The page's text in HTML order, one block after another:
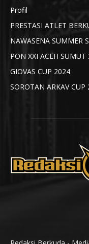
Profil
PRESTASI ATLET
NAWASENA SUMMER
PON XXI ACEH
GIOVAS CUP 2024
SOROTAN ARKAV CUP